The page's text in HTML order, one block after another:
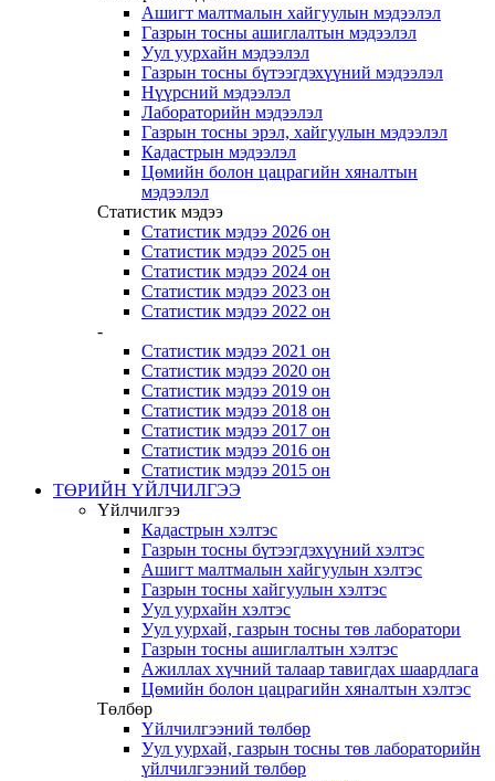
Ашигт малтмалын хайгуулын мэдээлэл
Газрын тосны ашиглалтын мэдээлэл
Уул уурхайн мэдээлэл
Газрын тосны бүтээгдэхүүний мэдээлэл
Нүүрсний мэдээлэл
Лабораторийн мэдээлэл
Газрын тосны эрэл, хайгуулын мэдээлэл
Кадастрын мэдээлэл
Цөмийн болон цацрагийн хяналтын
мэдээлэл
Статистик мэдээ
Статистик мэдээ 2026 он
Статистик мэдээ 2025 он
Статистик мэдээ 2024 он
Статистик мэдээ 2023 он
Статистик мэдээ 2022 он
-
Статистик мэдээ 2021 он
Статистик мэдээ 2020 он
Статистик мэдээ 2019 он
Статистик мэдээ 2018 он
Статистик мэдээ 2017 он
Статистик мэдээ 2016 он
Статистик мэдээ 2015 он
ТӨРИЙН ҮЙЛЧИЛГЭЭ
Үйлчилгээ
Кадастрын хэлтэс
Газрын тосны бүтээгдэхүүний хэлтэс
Ашигт малтмалын хайгуулын хэлтэс
Газрын тосны хайгуулын хэлтэс
Уул уурхайн хэлтэс
Уул уурхай, газрын тосны төв лаборатори
Газрын тосны ашиглалтын хэлтэс
Ажиллах хүчний талаар тавигдах шаардлага
Цөмийн болон цацрагийн хяналтын хэлтэс
Төлбөр
Үйлчилгээний төлбөр
Уул уурхай, газрын тосны төв лабораторийн
үйлчилгээний төлбөр